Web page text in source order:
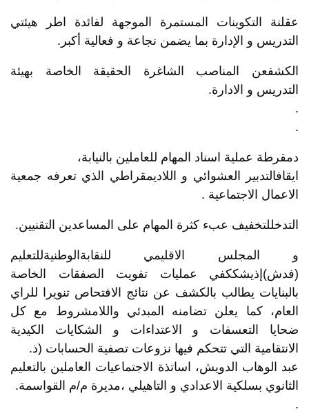
عقلنة التكوينات المستمرة الموجهة لفائدة اطر هيئتي
التدريس و الإدارة بما يضمن نجاعة و فعالية أكبر.
الكشفعن المناصب الشاغرة الحقيقة الخاصة بهيئة
التدريس و الادارة.
.
.
دمقرطة عملية اسناد المهام للعاملين بالنيابة،
ايقافالتدبير العشوائي و اللاديمقراطي الذي تعرفه جمعية
الاعمال الاجتماعية .
التدخللتخفيف عبء كثرة المهام على المساعدين التقنيين.
و المجلس الاقليمي للنقابةالوطنيةللتعليم
(فدش)إذيشككفي عمليات تفويت الصفقات الخاصة
بالبنايات يطالب بالكشف عن نتائج الافتحاص تنويرا للراي
العام، كما يعلن تضامنه المبدئي واللامشروط مع كل
ضحايا التعسفات و الاعتداءات و الشكايات الكيدية
الانتقامية التي تتحكم فيها نزوعات تصفية الحسابات (ذ.
عبد الوهاب الدويش، اساتذة الاجتماعيات العاملين بالتعليم
الثانوي بسلكية الاعدادي و التاهيلي ،مديرة م/م القواسمة.
.